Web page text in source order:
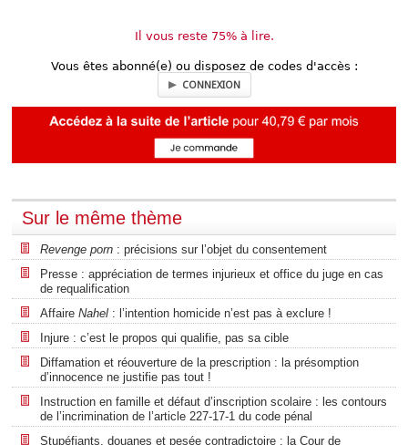
Il vous reste 75% à lire.
Vous êtes abonné(e) ou disposez de codes d'accès :
CONNEXION
Sur le même thème
Revenge porn : précisions sur l’objet du consentement
Presse : appréciation de termes injurieux et office du juge en cas
de requalification
Affaire Nahel : l’intention homicide n’est pas à exclure !
Injure : c’est le propos qui qualifie, pas sa cible
Diffamation et réouverture de la prescription : la présomption
d’innocence ne justifie pas tout !
Instruction en famille et défaut d’inscription scolaire : les contours
de l’incrimination de l’article 227-17-1 du code pénal
Stupéfiants, douanes et pesée contradictoire : la Cour de